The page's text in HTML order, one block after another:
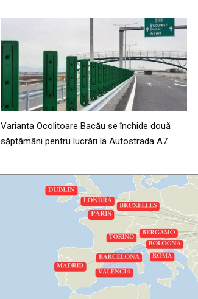
Varianta Ocolitoare Bacău se închide două
săptămâni pentru lucrări la Autostrada A7